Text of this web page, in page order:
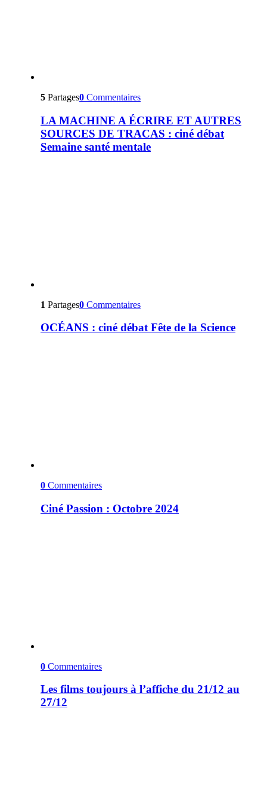
5 Partages0 Commentaires
LA MACHINE A ÉCRIRE ET AUTRES
SOURCES DE TRACAS : ciné débat
Semaine santé mentale
1 Partages0 Commentaires
OCÉANS : ciné débat Fête de la Science
0 Commentaires
Ciné Passion : Octobre 2024
0 Commentaires
Les films toujours à l’affiche du 21/12 au
27/12